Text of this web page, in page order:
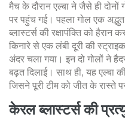
मैच के दौरान एल्बा ने जैसे ही
पर पहुंच गई। पहला गोल एक
ब्लास्टर्स की रक्षापंक्ति को हैरान
किनारे से एक लंबी दूरी की
अंदर चला गया। इन दो गोलों ने
बढ़त दिलाई। साथ ही, यह एल्बा
जिसने पूरी टीम को जीत के रास्ते
केरल ब्लास्टर्स की